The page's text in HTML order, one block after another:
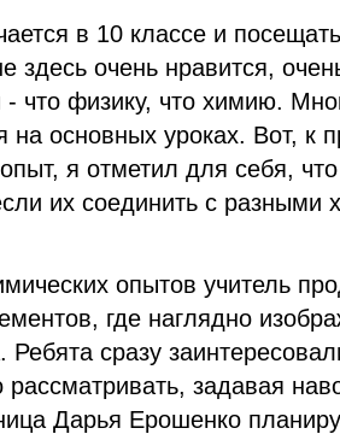
в 10 классе и
здесь очень нравится,
что физику, что химию.
на основных уроках. Вот, к
я отметил для себя,
их соединить с разными
опытов учитель
где наглядно
сразу
рассматривать, задавая
Дарья Ерошенко